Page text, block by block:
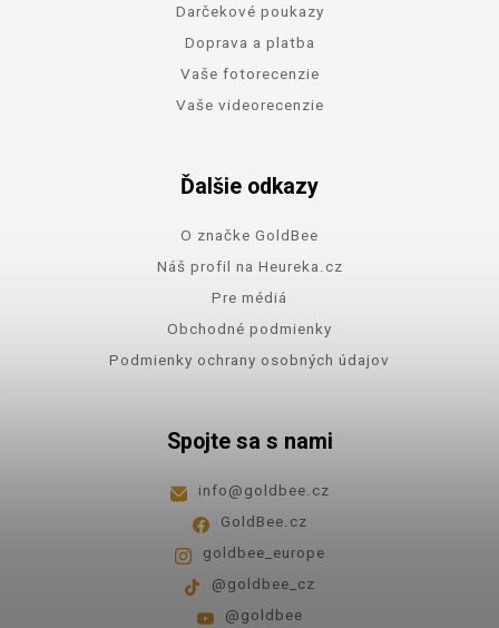
Darčekové poukazy
Doprava a platba
Vaše fotorecenzie
Vaše videorecenzie
Ďalšie odkazy
O značke GoldBee
Náš profil na Heureka.cz
Pre médiá
Obchodné podmienky
Podmienky ochrany osobných údajov
Spojte sa s nami
info@goldbee.cz
GoldBee.cz
goldbee_europe
@goldbee_cz
@goldbee